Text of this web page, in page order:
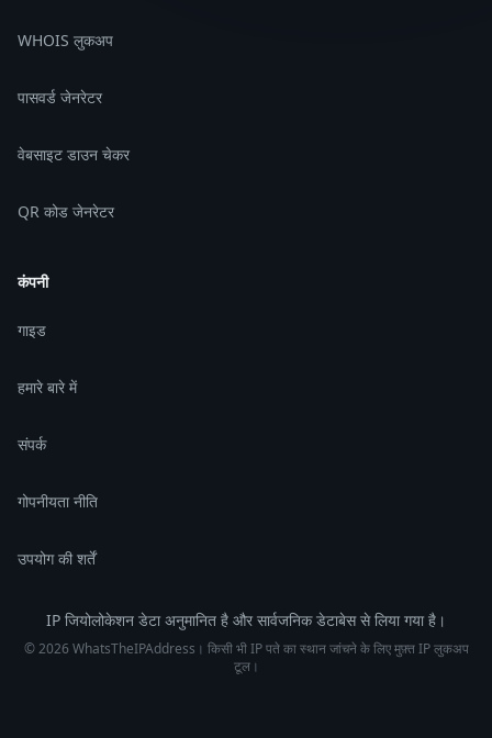
WHOIS लुकअप
पासवर्ड जेनरेटर
वेबसाइट डाउन चेकर
QR कोड जेनरेटर
कंपनी
गाइड
हमारे बारे में
संपर्क
गोपनीयता नीति
उपयोग की शर्तें
IP जियोलोकेशन डेटा अनुमानित है और सार्वजनिक डेटाबेस से लिया गया है।
© 2026 WhatsTheIPAddress। किसी भी IP पते का स्थान जांचने के लिए मुफ़्त IP लुकअप
टूल।